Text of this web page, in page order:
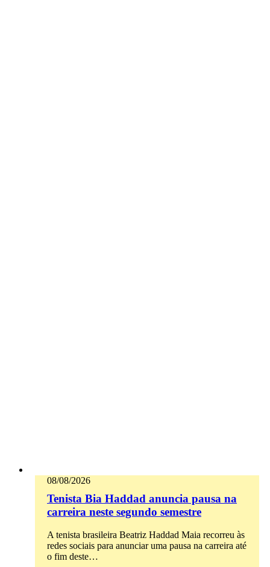
08/08/2026
Tenista Bia Haddad anuncia pausa na
carreira neste segundo semestre
A tenista brasileira Beatriz Haddad Maia recorreu às
redes sociais para anunciar uma pausa na carreira até
o fim deste…